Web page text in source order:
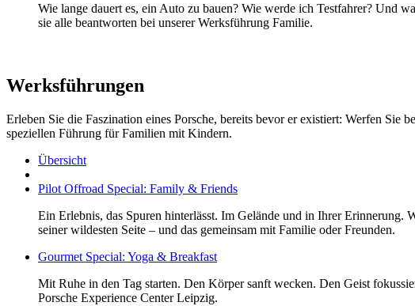
Wie lange dauert es, ein Auto zu bauen? Wie werde ich Testfahrer? Und
sie alle beantworten bei unserer Werksführung Familie.
Werksführungen
Erleben Sie die Faszination eines Porsche, bereits bevor er existiert: Werfen
speziellen Führung für Familien mit Kindern.
Übersicht
Pilot Offroad Special: Family & Friends
Ein Erlebnis, das Spuren hinterlässt. Im Gelände und in Ihrer Erinnerung.
seiner wildesten Seite – und das gemeinsam mit Familie oder Freunden.
Gourmet Special: Yoga & Breakfast
Mit Ruhe in den Tag starten. Den Körper sanft wecken. Den Geist
Porsche Experience Center Leipzig.